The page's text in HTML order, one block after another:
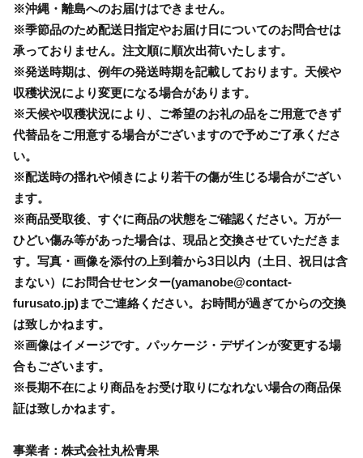
※沖縄・離島へのお届けはできません。
※季節品のため配送日指定やお届け日についてのお問合せは
承っておりません。注文順に順次出荷いたします。
※発送時期は、例年の発送時期を記載しております。天候や
収穫状況により変更になる場合があります。
※天候や収穫状況により、ご希望のお礼の品をご用意できず
代替品をご用意する場合がございますので予めご了承くださ
い。
※配送時の揺れや傾きにより若干の傷が生じる場合がござい
ます。
※商品受取後、すぐに商品の状態をご確認ください。万が一
ひどい傷み等があった場合は、現品と交換させていただきま
す。写真・画像を添付の上到着から3日以内（土日、祝日は含
まない）にお問合せセンター(yamanobe@contact-
furusato.jp)までご連絡ください。お時間が過ぎてからの交換
は致しかねます。
※画像はイメージです。パッケージ・デザインが変更する場
合もございます。
※長期不在により商品をお受け取りになれない場合の商品保
証は致しかねます。
事業者：株式会社丸松青果